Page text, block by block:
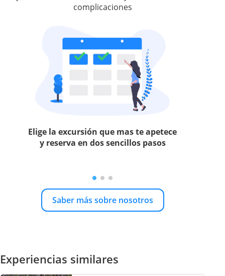
complicaciones
Elige la excursión que mas te apetece
y reserva en dos sencillos pasos
Saber más sobre nosotros
Experiencias similares